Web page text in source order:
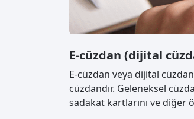
E-cüzdan (dijital
E-cüzdan veya dijital
cüzdandır. Geleneksel
sadakat kartlarını ve diğer